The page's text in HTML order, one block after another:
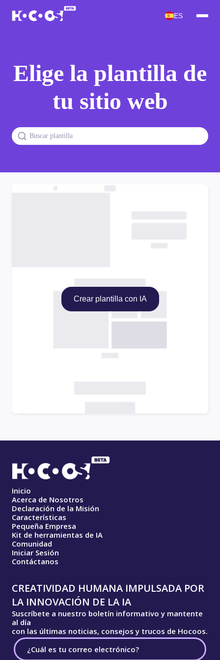
ES
Elige la plantilla de
tu sitio web
Crear plantilla con IA
Inicio
Acerca de Nosotros
Declaración de la Misión
Características
Pequeña Empresa
Kit de herramientas de IA
Comunidad
Iniciar Sesión
Contáctanos
CREATIVIDAD HUMANA IMPULSADA POR
LA INNOVACIÓN DE LA IA
Suscríbete a nuestro boletín informativo y mantente
al día
con las últimas noticias, consejos y trucos de Hocoos.